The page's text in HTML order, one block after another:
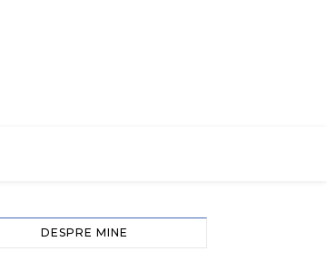
DESPRE MINE